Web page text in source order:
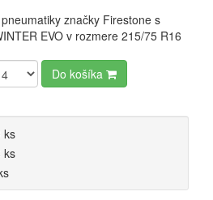
značky Firestone s
EVO v rozmere 215/75 R16
Do košíka
ks
ks